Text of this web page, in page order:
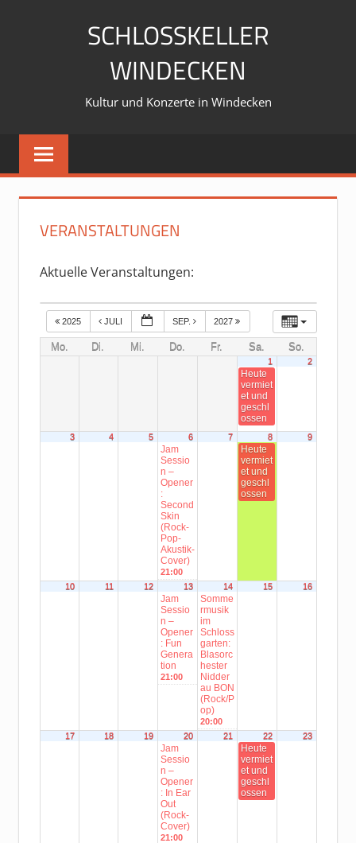
SCHLOSSKELLER
WINDECKEN
Kultur und Konzerte in Windecken
VERANSTALTUNGEN
Aktuelle Veranstaltungen:
2025 JULI SEP. 2027
Mo. Di. Mi. Do. Fr. Sa. So.
1
Heute
vermiet
et und
geschl
ossen
2
3 4 5 6
Jam
Sessio
n –
Opener
:
Second
Skin
(Rock-
Pop-
Akustik-
Cover)
21:00
7 8
Heute
vermiet
et und
geschl
ossen
9
10 11 12 13
Jam
Sessio
n –
Opener
: Fun
Genera
tion
21:00
14
Somme
rmusik
im
Schloss
garten:
Blasorc
hester
Nidder
au BON
(Rock/P
op)
20:00
15 16
17 18 19 20
Jam
Sessio
n –
Opener
: In Ear
Out
(Rock-
Cover)
21:00
21 22
Heute
vermiet
et und
geschl
ossen
23